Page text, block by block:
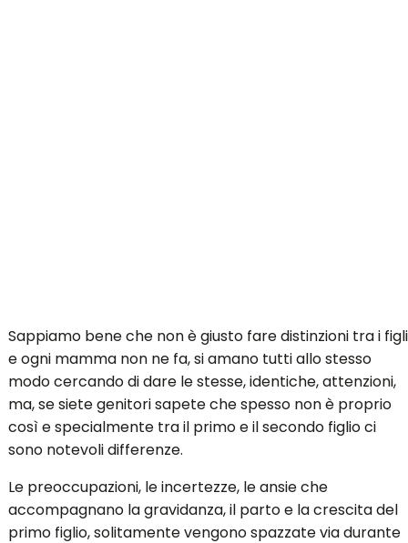
Sappiamo bene che non è giusto fare distinzioni tra i figli
e ogni mamma non ne fa, si amano tutti allo stesso
modo cercando di dare le stesse, identiche, attenzioni,
ma, se siete genitori sapete che spesso non è proprio
così e specialmente tra il primo e il secondo figlio ci
sono notevoli differenze.
Le preoccupazioni, le incertezze, le ansie che
accompagnano la gravidanza, il parto e la crescita del
primo figlio, solitamente vengono spazzate via durante